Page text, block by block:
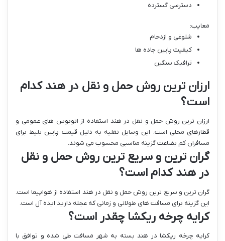
دسترسی گسترده
معایب:
شلوغی و ازدحام
کیفیت پایین جاده ها
ترافیک سنگین
ارزان ترین روش حمل و نقل در هند کدام
است؟
ارزان ترین روش حمل و نقل در هند استفاده از اتوبوس های عمومی و
قطارهای محلی است. این وسایل نقلیه به دلیل قیمت پایین بلیط برای
مسافران کم بضاعت گزینه مناسبی محسوب می شوند.
گران ترین و سریع ترین روش حمل و نقل
در هند کدام است؟
گران ترین و سریع ترین روش حمل و نقل در هند استفاده از هواپیما است.
این گزینه برای مسافت های طولانی و زمانی که عجله دارید ایده آل است.
کرایه چرخه ریکشا چقدر است؟
کرایه چرخه ریکشا در هند بسته به شهر مسافت طی شده و توافق با